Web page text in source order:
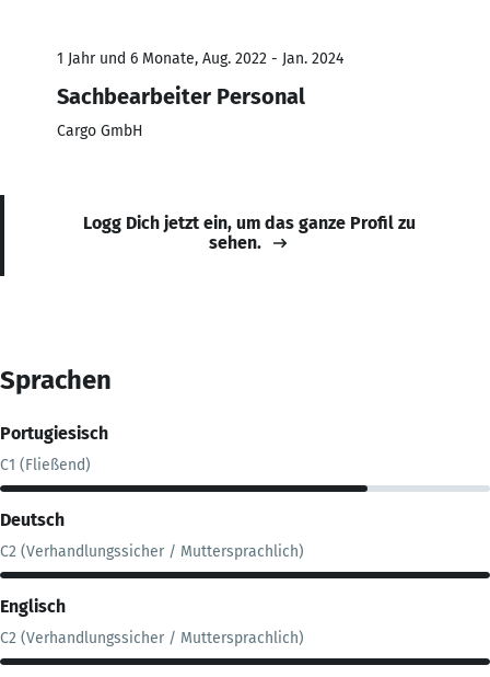
1 Jahr und 6 Monate, Aug. 2022 - Jan. 2024
Sachbearbeiter Personal
Cargo GmbH
Logg Dich jetzt ein, um das ganze Profil zu
sehen.
Sprachen
Portugiesisch
C1 (Fließend)
Deutsch
C2 (Verhandlungssicher / Muttersprachlich)
Englisch
C2 (Verhandlungssicher / Muttersprachlich)